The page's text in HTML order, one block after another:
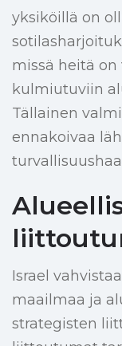
yksiköillä on
missä heitä
kulmiutuviin
Tällainen
ennakoivaa
Israel
maailmaa ja
strategisten